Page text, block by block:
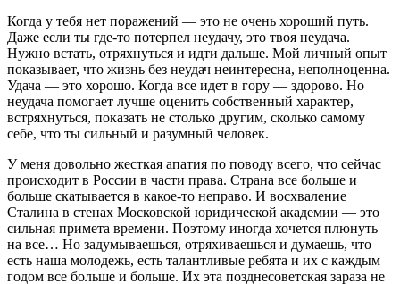
Когда у тебя нет поражений — это не очень хороший путь.
Даже если ты где-то потерпел неудачу, это твоя неудача.
Нужно встать, отряхнуться и идти дальше. Мой личный опыт
показывает, что жизнь без неудач неинтересна, неполноценна.
Удача — это хорошо. Когда все идет в гору — здорово. Но
неудача помогает лучше оценить собственный характер,
встряхнуться, показать не столько другим, сколько самому
себе, что ты сильный и разумный человек.
У меня довольно жесткая апатия по поводу всего, что сейчас
происходит в России в части права. Страна все больше и
больше скатывается в какое-то неправо. И восхваление
Сталина в стенах Московской юридической академии — это
сильная примета времени. Поэтому иногда хочется плюнуть
на все… Но задумываешься, отряхиваешься и думаешь, что
есть наша молодежь, есть талантливые ребята и их с каждым
годом все больше и больше. Их эта позднесоветская зараза не